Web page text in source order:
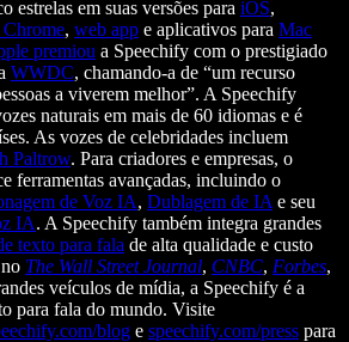
estrelas em suas versões para iOS,
Chrome, web app e aplicativos para Mac
premiou a Speechify com o prestigiado
WWDC, chamando-a de “um recurso
a viverem melhor”. A Speechify
naturais em mais de 60 idiomas e é
As vozes de celebridades incluem
Paltrow. Para criadores e empresas, o
ferramentas avançadas, incluindo o
de Voz IA, Dublagem de IA e seu
IA. A Speechify também integra grandes
texto para fala de alta qualidade e custo
The Wall Street Journal, CNBC, Forbes,
veículos de mídia, a Speechify é a
para fala do mundo. Visite
blog e speechify.com/press para